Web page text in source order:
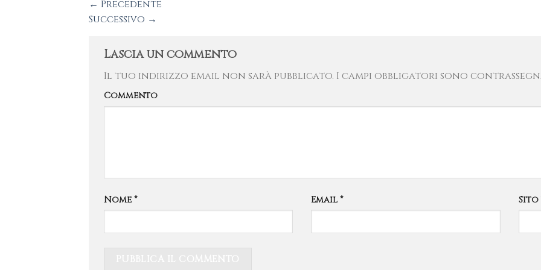
← Precedente
Successivo →
Lascia un commento
Il tuo indirizzo email non sarà pubblicato. I campi obbligatori sono
Commento
Nome* Email* Sito